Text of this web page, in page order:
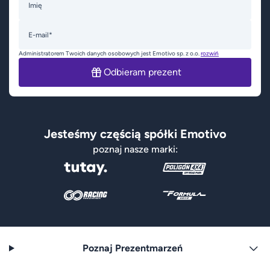
Imię
E-mail*
Administratorem Twoich danych osobowych jest Emotivo sp. z o.o.rozwiń
Odbieram prezent
Jesteśmy częścią spółki Emotivo
poznaj nasze marki:
Poznaj Prezentmarzeń